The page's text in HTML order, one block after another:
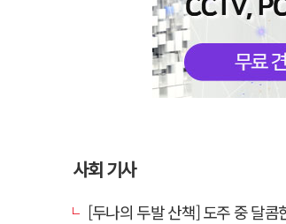
사회 기사
[두나의 두발 산책] 도주 중 달콤